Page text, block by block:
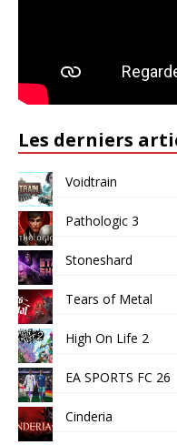
Les derniers
Voidtrain
Pathologic 3
Stoneshard
Tears of Metal
High On Life 2
EA SPORTS FC 26
Cinderia